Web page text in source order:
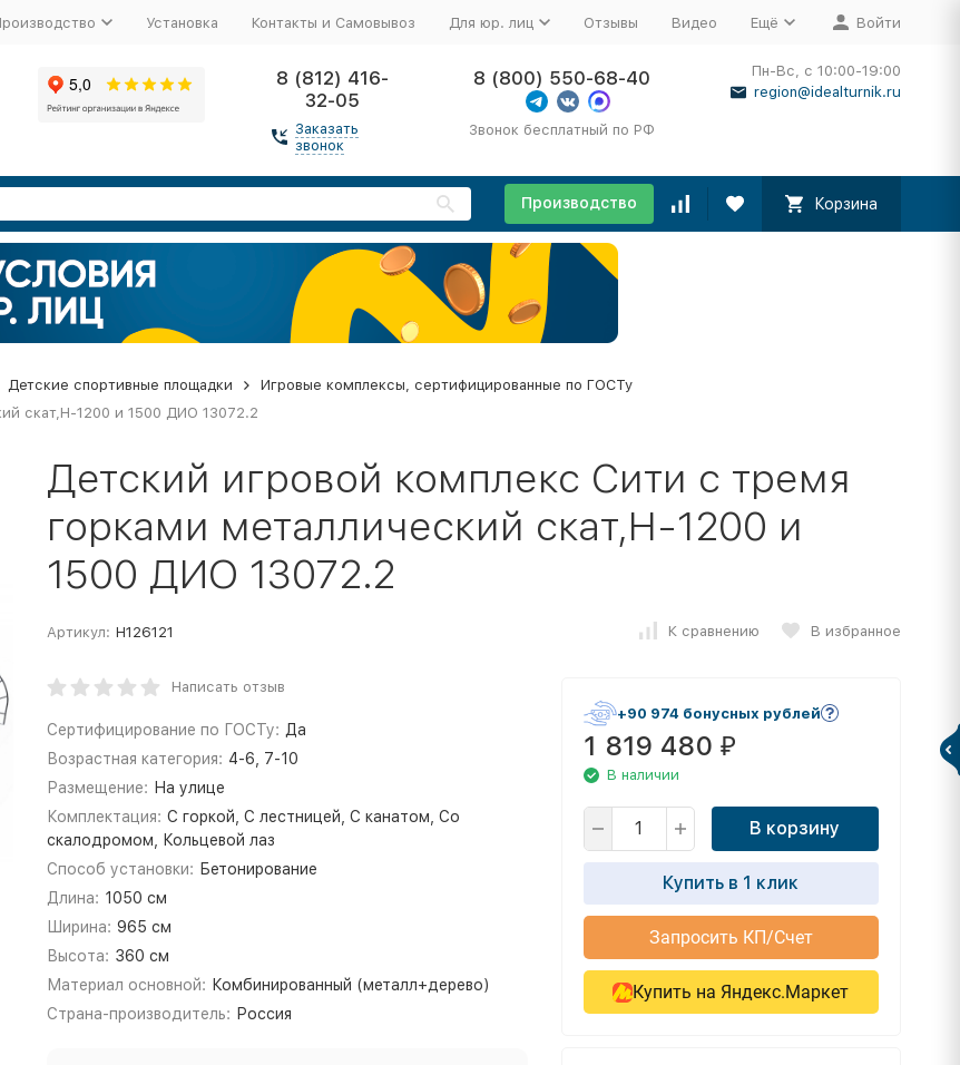
Установка Контакты и Самовывоз Для юр. лиц Отзывы Видео Ещё Войти
8 (812) 416-
32-05
Заказать
звонок
8 (800) 550-68-40
Звонок бесплатный по РФ
Пн-Вс, с 10:00-19:00
region@idealturnik.ru
Производство Корзина
Детские спортивные площадки
Игровые комплексы, сертифицированные по ГОСТу
скат,Н-1200 и 1500 ДИО 13072.2
Детский игровой комплекс Сити с тремя
горками металлический скат,Н-1200 и
1500 ДИО 13072.2
Артикул: Н126121 К сравнению В избранное
Написать отзыв
Сертифицирование по ГОСТу: Да
Возрастная категория: 4-6, 7-10
Размещение: На улице
Комплектация: С горкой, С лестницей, С канатом, Со
скалодромом, Кольцевой лаз
Способ установки: Бетонирование
Длина: 1050 см
Ширина: 965 см
Высота: 360 см
Материал основной: Комбинированный (металл+дерево)
Страна-производитель: Россия
+90 974 бонусных рублей
1 819 480 ₽
В наличии
В корзину
Купить в 1 клик
Запросить КП/Счет
Купить на Яндекс.Маркет